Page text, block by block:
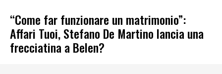
“Come far funzionare un matrimonio”:
Affari Tuoi, Stefano De Martino lancia una
frecciatina a Belen?